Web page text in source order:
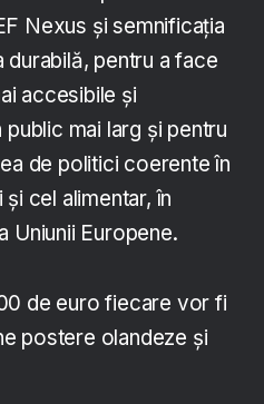
Nexus și semnificația
pentru a face
accesibile și
mai larg și pentru
de politici coerente în
cel alimentar, în
Uniunii Europene.
de euro fiecare vor fi
postere olandeze și